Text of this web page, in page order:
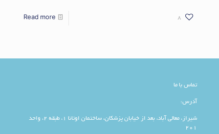
8
Read more
تماس با ما
آدرس:
شیراز، معالی آباد، بعد از خیابان پزشکان، ساختمان اوتانا 1، طبقه 2، واحد
201